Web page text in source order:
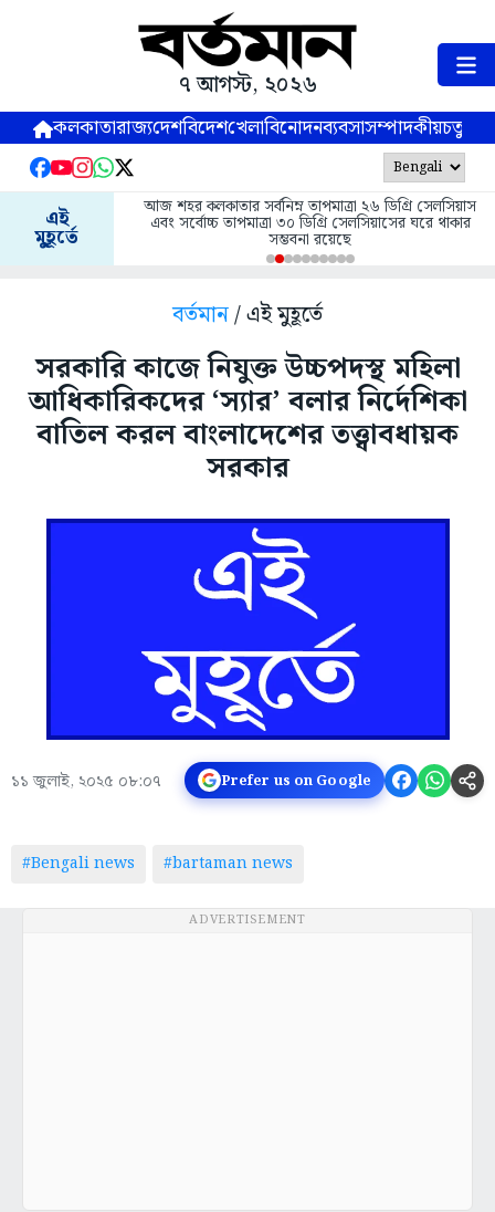
৭ আগস্ট, ২০২৬
কলকাতারাজ্যদেশবিদেশখেলাবিনোদনব্যবসাসম্পাদকীয়
এই
মুহূর্তে
আজ শহর কলকাতার সর্বনিম্ন তাপমাত্রা ২৬ ডিগ্রি সেলসিয়াস
এবং সর্বোচ্চ তাপমাত্রা ৩০ ডিগ্রি সেলসিয়াসের ঘরে থাকার
সম্ভবনা রয়েছে
বর্তমান/ এই মুহূর্তে
সরকারি কাজে নিযুক্ত উচ্চপদস্থ মহিলা
আধিকারিকদের ‘স্যার’ বলার নির্দেশিকা
বাতিল করল বাংলাদেশের তত্ত্বাবধায়ক
সরকার
১১ জুলাই, ২০২৫ ০৮:০৭ Prefer us on Google
#Bengali news #bartaman news
ADVERTISEMENT